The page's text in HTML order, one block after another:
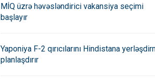
MİQ üzrə həvəsləndirici vakansiya seçimi
başlayır
Yaponiya F-2 qırıcılarını Hindistana
planlaşdırır